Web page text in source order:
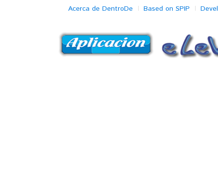
Acerca de DentroDe Based on SPIP